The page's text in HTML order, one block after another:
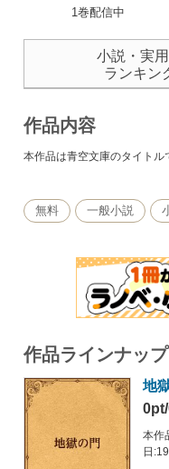
1巻配信中
小説・実
ランキン
作品内容
本作品は青空文庫のタイト
無料 一般小説
作品ラインナッ
地
本作
日